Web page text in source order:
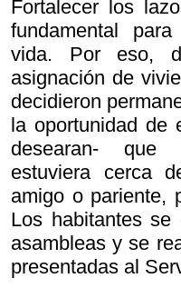
Fortalecer los
fundamental
vida. Por eso,
asignación de
decidieron
la oportunidad de
desearan- que
estuviera cerca
amigo o pariente,
Los habitantes se
asambleas y se
presentadas al